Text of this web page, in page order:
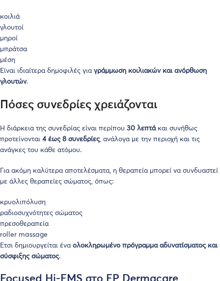
κοιλιά
γλουτοί
μηροί
μπράτσα
μέση
Είναι ιδιαίτερα δημοφιλές για γράμμωση κοιλιακών και ανόρθωση
γλουτών.
Πόσες συνεδρίες χρειάζονται
Η διάρκεια της συνεδρίας είναι περίπου 30 λεπτάκαι συνήθως
προτείνονται 4 έως 8 συνεδρίες, ανάλογα με την περιοχή και τις
ανάγκες του κάθε ατόμου.
Για ακόμη καλύτερα αποτελέσματα, η θεραπεία μπορεί να συνδυαστεί
με άλλες θεραπείες σώματος, όπως:
κρυολιπόλυση
ραδιοσυχνότητες σώματος
πρεσοθεραπεία
roller massage
Έτσι δημιουργείται ένα ολοκληρωμένο πρόγραμμα αδυνατίσματος και
σύσφιξης σώματος.